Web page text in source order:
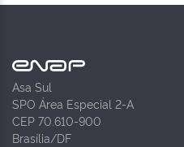
Asa Sul
SPO Área Especial 2-A
CEP 70.610-900
Brasília/DF